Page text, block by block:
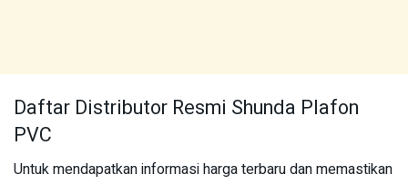
Daftar Distributor Resmi Shunda Plafon
PVC
Untuk mendapatkan informasi harga terbaru dan memastikan